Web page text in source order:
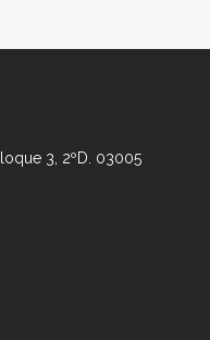
3, 2ºD. 03005